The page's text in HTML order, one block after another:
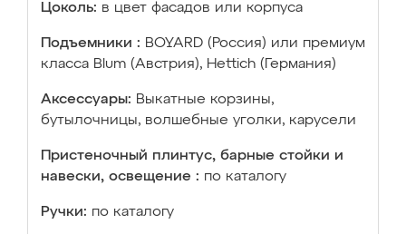
Цоколь: в цвет фасадов или корпуса
Подъемники : BOYARD (Россия) или премиум
класса Blum (Австрия), Hettich (Германия)
Аксессуары: Выкатные корзины,
бутылочницы, волшебные уголки, карусели
Пристеночный плинтус, барные стойки и
навески, освещение : по каталогу
Ручки: по каталогу